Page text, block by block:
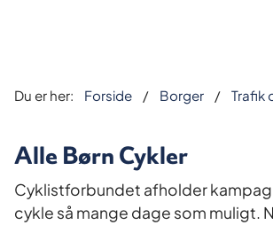
Du er her: Forside Borger Trafik
Alle Børn Cykler
Cyklistforbundet afholder
cykle så mange dage som